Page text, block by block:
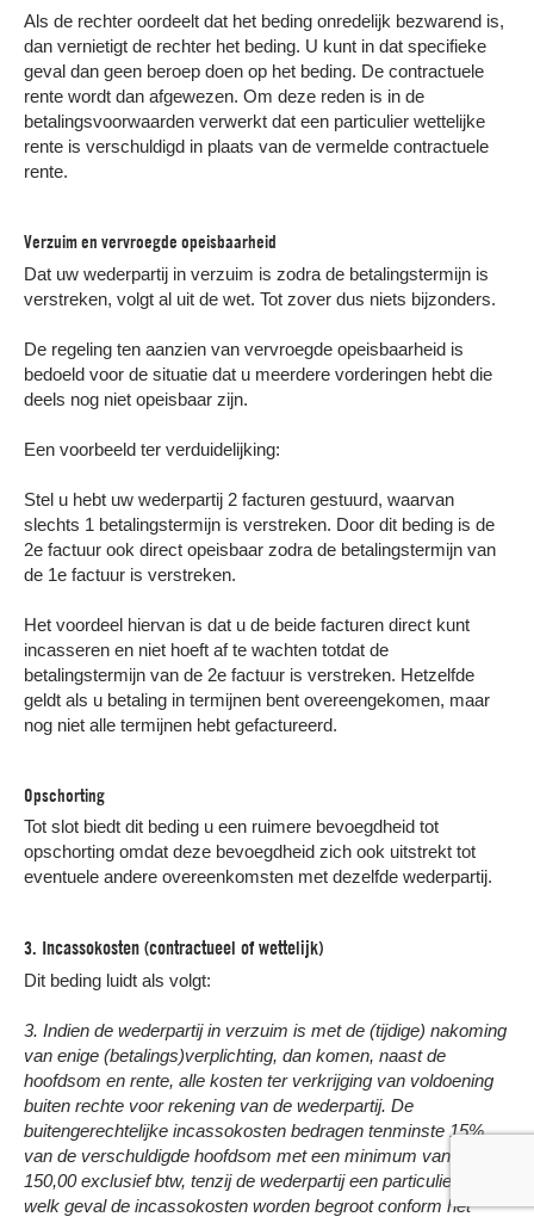
Als de rechter oordeelt dat het beding onredelijk bezwarend is,
dan vernietigt de rechter het beding. U kunt in dat specifieke
geval dan geen beroep doen op het beding. De contractuele
rente wordt dan afgewezen. Om deze reden is in de
betalingsvoorwaarden verwerkt dat een particulier wettelijke
rente is verschuldigd in plaats van de vermelde contractuele
rente.
Verzuim en vervroegde opeisbaarheid
Dat uw wederpartij in verzuim is zodra de betalingstermijn is
verstreken, volgt al uit de wet. Tot zover dus niets bijzonders.
De regeling ten aanzien van vervroegde opeisbaarheid is
bedoeld voor de situatie dat u meerdere vorderingen hebt die
deels nog niet opeisbaar zijn.
Een voorbeeld ter verduidelijking:
Stel u hebt uw wederpartij 2 facturen gestuurd, waarvan
slechts 1 betalingstermijn is verstreken. Door dit beding is de
2e factuur ook direct opeisbaar zodra de betalingstermijn van
de 1e factuur is verstreken.
Het voordeel hiervan is dat u de beide facturen direct kunt
incasseren en niet hoeft af te wachten totdat de
betalingstermijn van de 2e factuur is verstreken. Hetzelfde
geldt als u betaling in termijnen bent overeengekomen, maar
nog niet alle termijnen hebt gefactureerd.
Opschorting
Tot slot biedt dit beding u een ruimere bevoegdheid tot
opschorting omdat deze bevoegdheid zich ook uitstrekt tot
eventuele andere overeenkomsten met dezelfde wederpartij.
3. Incassokosten (contractueel of wettelijk)
Dit beding luidt als volgt:
3. Indien de wederpartij in verzuim is met de (tijdige) nakoming
van enige (betalings)verplichting, dan komen, naast de
hoofdsom en rente, alle kosten ter verkrijging van voldoening
buiten rechte voor rekening van de wederpartij. De
buitengerechtelijke incassokosten bedragen tenminste 15%
van de verschuldigde hoofdsom met een minimum van €
150,00 exclusief btw, tenzij de wederpartij een particulier is in
welk geval de incassokosten worden begroot conform het